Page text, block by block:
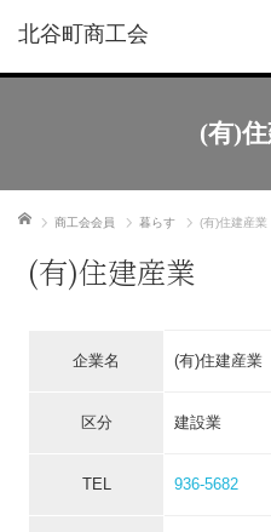
北谷町商工会
(有)
ホーム 商工会会員 暮らす (有)住建産業
(有)住建産業
企業名 (有)住建産業
区分 建設業
TEL 936-5682